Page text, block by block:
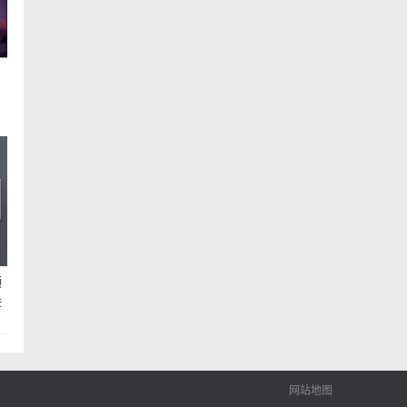
网站地图